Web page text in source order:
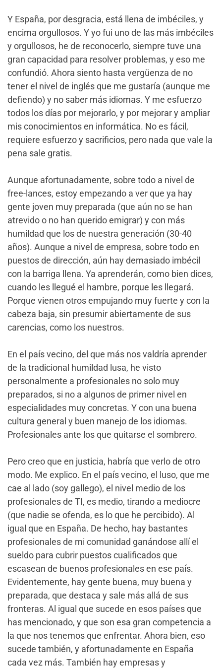
Y España, por desgracia, está llena de imbéciles, y
encima orgullosos. Y yo fui uno de las más imbéciles
y orgullosos, he de reconocerlo, siempre tuve una
gran capacidad para resolver problemas, y eso me
confundió. Ahora siento hasta vergüenza de no
tener el nivel de inglés que me gustaría (aunque me
defiendo) y no saber más idiomas. Y me esfuerzo
todos los días por mejorarlo, y por mejorar y ampliar
mis conocimientos en informática. No es fácil,
requiere esfuerzo y sacrificios, pero nada que vale la
pena sale gratis.
Aunque afortunadamente, sobre todo a nivel de
free-lances, estoy empezando a ver que ya hay
gente joven muy preparada (que aún no se han
atrevido o no han querido emigrar) y con más
humildad que los de nuestra generación (30-40
años). Aunque a nivel de empresa, sobre todo en
puestos de dirección, aún hay demasiado imbécil
con la barriga llena. Ya aprenderán, como bien dices,
cuando les llegué el hambre, porque les llegará.
Porque vienen otros empujando muy fuerte y con la
cabeza baja, sin presumir abiertamente de sus
carencias, como los nuestros.
En el país vecino, del que más nos valdría aprender
de la tradicional humildad lusa, he visto
personalmente a profesionales no solo muy
preparados, si no a algunos de primer nivel en
especialidades muy concretas. Y con una buena
cultura general y buen manejo de los idiomas.
Profesionales ante los que quitarse el sombrero.
Pero creo que en justicia, habría que verlo de otro
modo. Me explico. En el país vecino, el luso, que me
cae al lado (soy gallego), el nivel medio de los
profesionales de TI, es medio, tirando a mediocre
(que nadie se ofenda, es lo que he percibido). Al
igual que en España. De hecho, hay bastantes
profesionales de mi comunidad ganándose allí el
sueldo para cubrir puestos cualificados que
escasean de buenos profesionales en ese país.
Evidentemente, hay gente buena, muy buena y
preparada, que destaca y sale más allá de sus
fronteras. Al igual que sucede en esos países que
has mencionado, y que son esa gran competencia a
la que nos tenemos que enfrentar. Ahora bien, eso
sucede también, y afortunadamente en España
cada vez más. También hay empresas y